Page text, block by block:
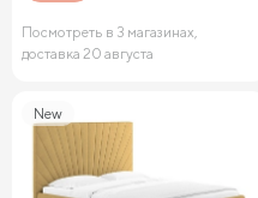
Посмотреть в 3 магазинах,
доставка 20 августа
New